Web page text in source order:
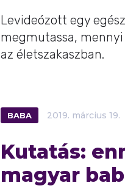
Levideózott egy
megmutassa,
az életszakaszban.
BABA 2019. március 19.
Kutatás:
magyar